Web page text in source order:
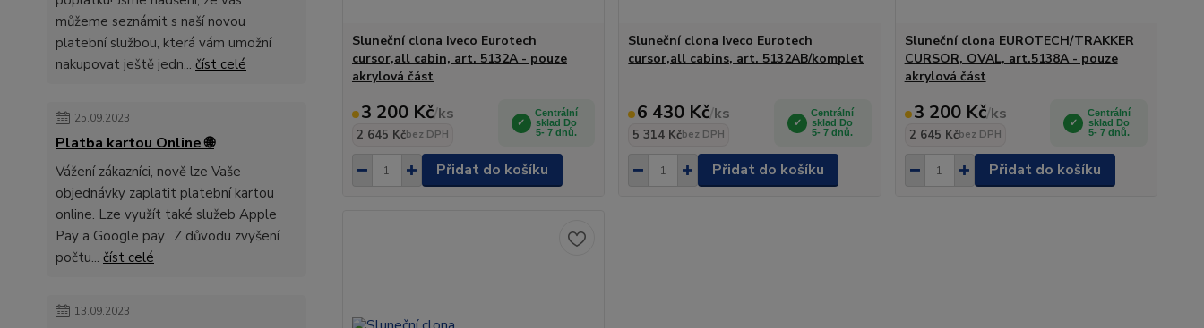
můžeme seznámit s naší novou
platební službou, která vám umožní
nakupovat ještě jedn... číst celé
25.09.2023
Platba kartou Online 🌐
Vážení zákazníci, nově lze Vaše
objednávky zaplatit platební kartou
online. Lze využít také služeb Apple
Pay a Google pay. Z důvodu zvyšení
počtu... číst celé
13.09.2023
Sluneční clona Iveco Eurotech
cursor,all cabin, art. 5132A - pouze
akrylová část
3 200 Kč/ks
2 645 Kčbez DPH
Centrální
sklad Do
5- 7 dnů.
Přidat do košíku
Sluneční clona Iveco Eurotech
cursor,all cabins, art. 5132AB/komplet
6 430 Kč/ks
5 314 Kčbez DPH
Centrální
sklad Do
5- 7 dnů.
Přidat do košíku
Sluneční clona EUROTECH/TRAKKER
CURSOR, OVAL, art.5138A - pouze
akrylová část
3 200 Kč/ks
2 645 Kčbez DPH
Centrální
sklad Do
5- 7 dnů.
Přidat do košíku